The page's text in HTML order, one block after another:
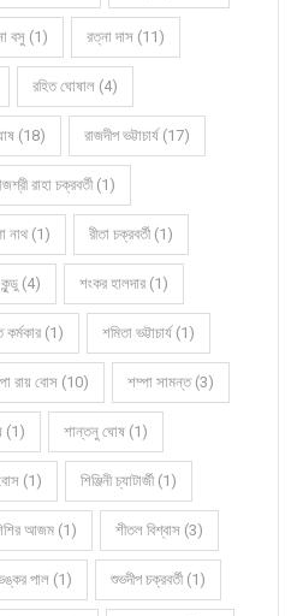
বসু (1) রত্না দাস (11)
রহিত ঘোষাল (4)
(18) রাজদীপ ভট্টাচার্য (17)
রাহা চক্রবর্তী (1)
নাথ (1) রীতা চক্রবর্তী (1)
(4) শংকর হালদার (1)
কর্মকার (1) শমিতা ভট্টাচার্য (1)
রায় বোস (10) শম্পা সামন্ত (3)
(1) শান্তনু ঘোষ (1)
(1) শিঞ্জিনী চ্যাটার্জী (1)
আজম (1) শীতল বিশ্বাস (3)
পাল (1) শুভদীপ চক্রবর্তী (1)